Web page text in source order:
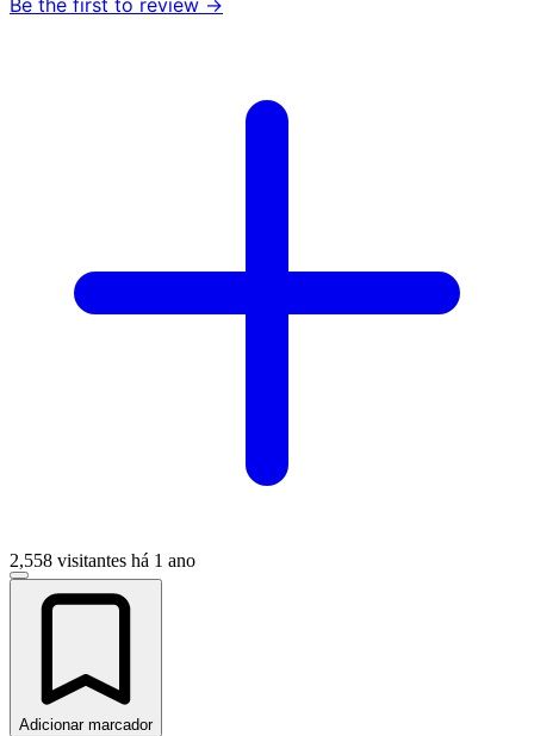
Be the first to review →
2,558 visitantes há 1 ano
Adicionar marcador